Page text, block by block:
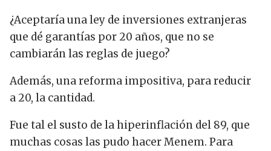
¿Aceptaría una ley de inversiones extranjeras
que dé garantías por 20 años, que no se
cambiarán las reglas de juego?
Además, una reforma impositiva, para reducir
a 20, la cantidad.
Fue tal el susto de la hiperinflación del 89, que
muchas cosas las pudo hacer Menem. Para